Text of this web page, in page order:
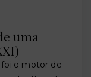
uma
o motor de